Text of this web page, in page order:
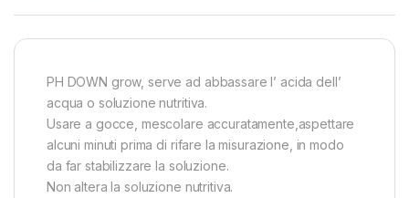
PH DOWN grow, serve ad abbassare l’ acida dell’
acqua o soluzione nutritiva.
Usare a gocce, mescolare accuratamente,aspettare
alcuni minuti prima di rifare la misurazione, in modo
da far stabilizzare la soluzione.
Non altera la soluzione nutritiva.